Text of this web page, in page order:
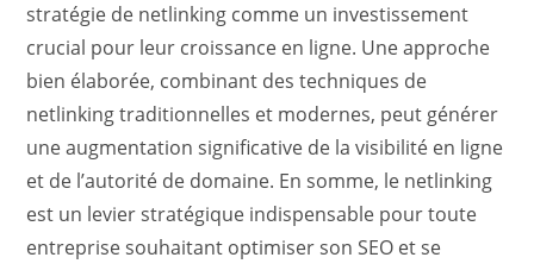
stratégie de netlinking comme un investissement
crucial pour leur croissance en ligne. Une approche
bien élaborée, combinant des techniques de
netlinking traditionnelles et modernes, peut générer
une augmentation significative de la visibilité en ligne
et de l’autorité de domaine. En somme, le netlinking
est un levier stratégique indispensable pour toute
entreprise souhaitant optimiser son SEO et se